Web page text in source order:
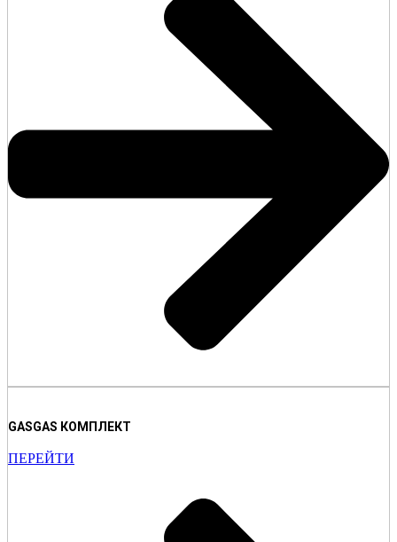
GASGAS КОМПЛЕКТ
ПЕРЕЙТИ